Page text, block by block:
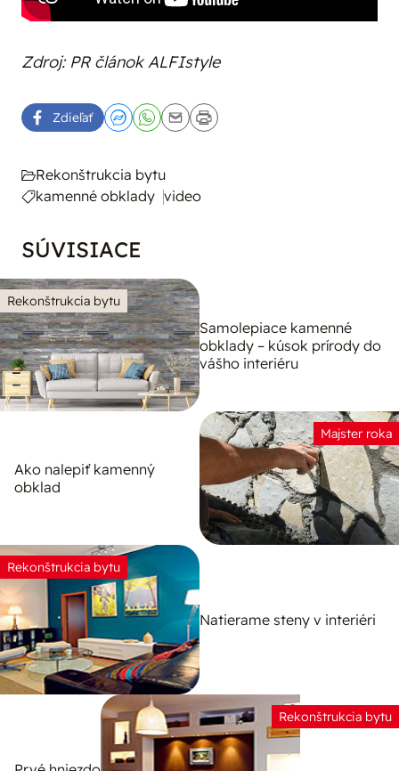
Zdroj: PR článok ALFIstyle
Zdieľať
Rekonštrukcia bytu
kamenné obklady video
SÚVISIACE
Rekonštrukcia bytu
Samolepiace kamenné
obklady – kúsok prírody do
vášho interiéru
Majster roka
Ako nalepiť kamenný
obklad
Rekonštrukcia bytu
Natierame steny v interiéri
Rekonštrukcia bytu